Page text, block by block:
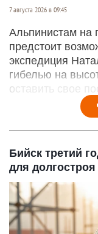
7 августа 2026 в 09:45
Альпинистам на
предстоит
экспедиция
гибелью на
оставить свое
Бийск третий
для долгостроя